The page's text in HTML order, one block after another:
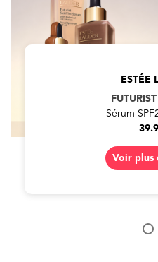
ESTÉE
Sérum
Voir plus